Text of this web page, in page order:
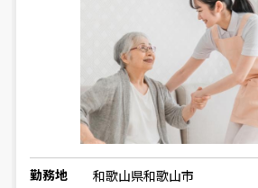
勤務地
和歌山県和歌山市